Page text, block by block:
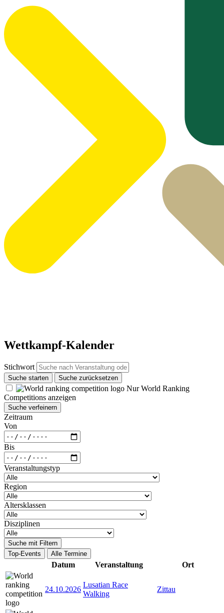
Wettkampf-Kalender
Stichwort
Suche starten Suche zurücksetzen
Nur World Ranking
Competitions anzeigen
Suche verfeinern
Zeitraum
Von
Bis
Veranstaltungstyp
Region
Altersklassen
Disziplinen
Suche mit Filtern
Top-Events
Alle Termine
Datum Veranstaltung Ort
24.10.2026
Lusatian Race
Walking
Zittau